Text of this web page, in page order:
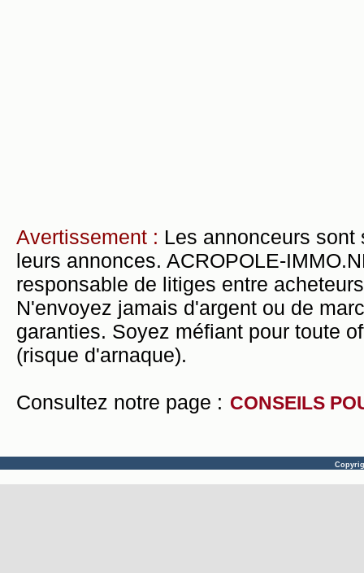
Avertissement : Les annonceurs
leurs annonces. ACROPOLE-
responsable de litiges entre
N'envoyez jamais d'argent ou de
garanties. Soyez méfiant pour toute
(risque d'arnaque).
Consultez notre page : CONSEILS